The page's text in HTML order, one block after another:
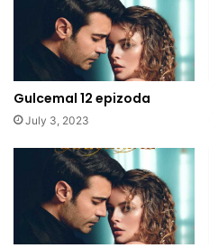
Gulcemal 12 epizoda
July 3, 2023